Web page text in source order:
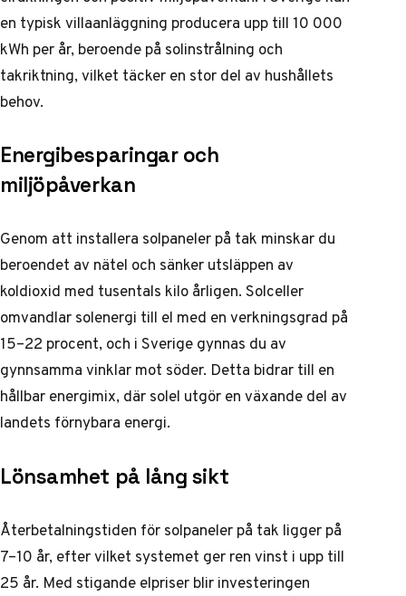
en typisk villaanläggning producera upp till 10 000
kWh per år, beroende på solinstrålning och
takriktning, vilket täcker en stor del av hushållets
behov.
Energibesparingar och
miljöpåverkan
Genom att installera solpaneler på tak minskar du
beroendet av nätel och sänker utsläppen av
koldioxid med tusentals kilo årligen. Solceller
omvandlar solenergi till el med en verkningsgrad på
15–22 procent, och i Sverige gynnas du av
gynnsamma vinklar mot söder. Detta bidrar till en
hållbar energimix, där solel utgör en växande del av
landets förnybara energi.
Lönsamhet på lång sikt
Återbetalningstiden för solpaneler på tak ligger på
7–10 år, efter vilket systemet ger ren vinst i upp till
25 år. Med stigande elpriser blir investeringen